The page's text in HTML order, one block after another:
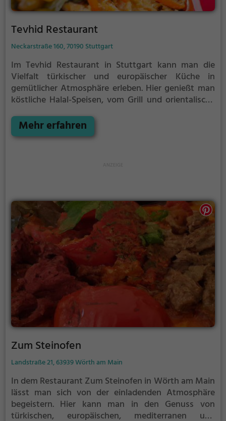
Tevhid Restaurant
Neckarstraße 160, 70190 Stuttgart
Im Tevhid Restaurant in Stuttgart kann man die
Vielfalt türkischer und europäischer Küche in
gemütlicher Atmosphäre erleben. Hier genießt man
köstliche Halal-Speisen, vom Grill und orientalische
erfrischende Getränke und duftender Kaffee
gereicht. Ein Ort, an dem man sich entspannt
Mehr erfahren
Zum Steinofen
Landstraße 21, 63939 Wörth am Main
In dem Restaurant Zum Steinofen in Wörth am Main
lässt man sich von der einladenden Atmosphäre
begeistern. Hier kann man in den Genuss von
türkischen, europäischen, mediterranen und